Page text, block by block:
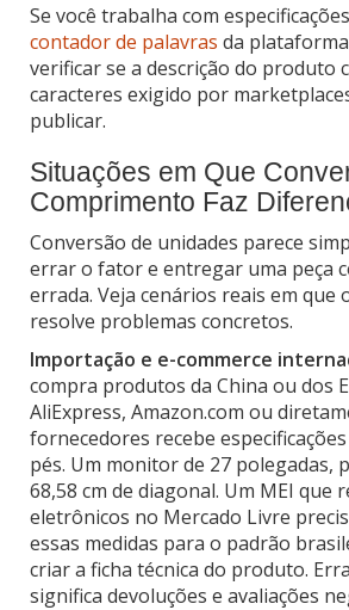
Se você trabalha com
contador de palavras da
verificar se a descrição do produto
caracteres exigido por
publicar.
Situações em Que
Comprimento Faz
Conversão de unidades parece
errar o fator e entregar uma peça
errada. Veja cenários reais em que
resolve problemas concretos.
Importação e e-commerce
compra produtos da China ou dos
AliExpress, Amazon.com ou
fornecedores recebe
pés. Um monitor de 27 polegadas,
68,58 cm de diagonal. Um MEI que
eletrônicos no Mercado Livre
essas medidas para o padrão
criar a ficha técnica do produto.
significa devoluções e avaliações